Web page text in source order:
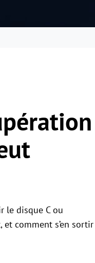
le disque C ou
comment s’en sortir